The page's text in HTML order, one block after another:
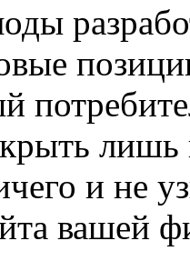
лишь
и не
вашей